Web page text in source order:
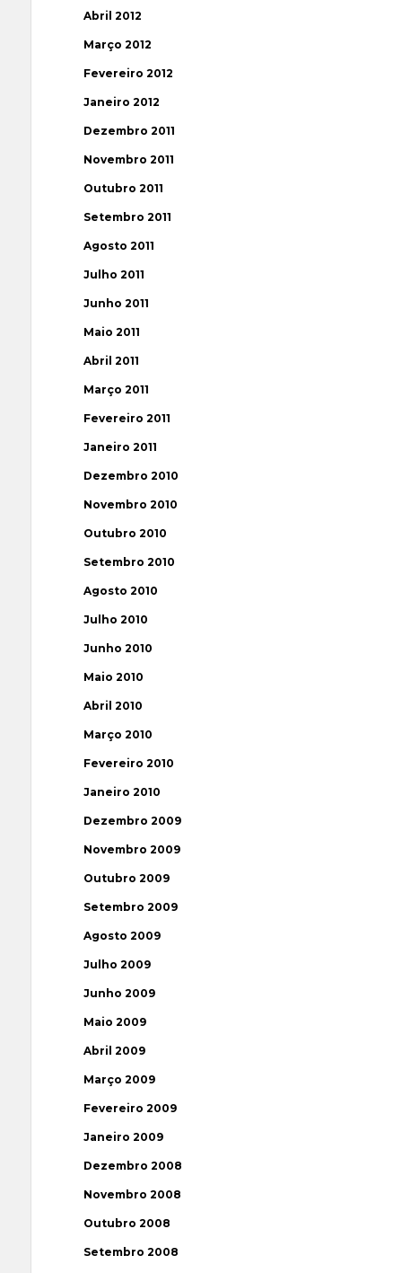
Abril 2012
Março 2012
Fevereiro 2012
Janeiro 2012
Dezembro 2011
Novembro 2011
Outubro 2011
Setembro 2011
Agosto 2011
Julho 2011
Junho 2011
Maio 2011
Abril 2011
Março 2011
Fevereiro 2011
Janeiro 2011
Dezembro 2010
Novembro 2010
Outubro 2010
Setembro 2010
Agosto 2010
Julho 2010
Junho 2010
Maio 2010
Abril 2010
Março 2010
Fevereiro 2010
Janeiro 2010
Dezembro 2009
Novembro 2009
Outubro 2009
Setembro 2009
Agosto 2009
Julho 2009
Junho 2009
Maio 2009
Abril 2009
Março 2009
Fevereiro 2009
Janeiro 2009
Dezembro 2008
Novembro 2008
Outubro 2008
Setembro 2008